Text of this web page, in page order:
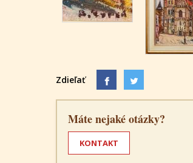
Zdieľať
Máte nejaké otázky?
KONTAKT